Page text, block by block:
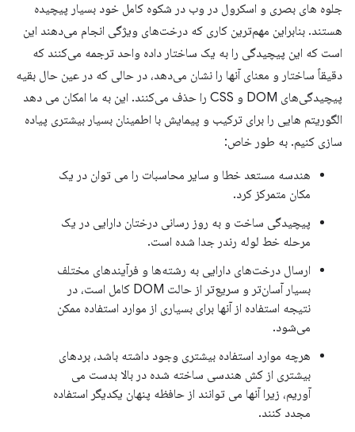
جلوه های بصری و اسکرول در وب در شکوه کامل خود بسیار پیچیده
هستند. بنابراین مهم‌ترین کاری که درخت‌های ویژگی انجام می‌دهند این
است که این پیچیدگی را به یک ساختار داده واحد ترجمه می‌کنند که
دقیقاً ساختار و معنای آنها را نشان می‌دهد، در حالی که در عین حال بقیه
پیچیدگی‌های DOM و CSS را حذف می‌کنند. این به ما امکان می دهد
الگوریتم هایی را برای ترکیب و پیمایش با اطمینان بسیار بیشتری پیاده
سازی کنیم. به طور خاص:
هندسه مستعد خطا و سایر محاسبات را می توان در یک
مکان متمرکز کرد.
پیچیدگی ساخت و به روز رسانی درختان دارایی در یک
مرحله خط لوله رندر جدا شده است.
ارسال درخت‌های دارایی به رشته‌ها و فرآیندهای مختلف
بسیار آسان‌تر و سریع‌تر از حالت DOM کامل است، در
نتیجه استفاده از آنها برای بسیاری از موارد استفاده ممکن
می‌شود.
هرچه موارد استفاده بیشتری وجود داشته باشد، بردهای
بیشتری از کش هندسی ساخته شده در بالا بدست می
آوریم، زیرا آنها می توانند از حافظه پنهان یکدیگر استفاده
مجدد کنند.